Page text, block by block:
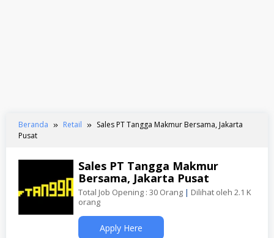
Beranda Retail
Sales PT Tangga Makmur Bersama, Jakarta
Pusat
Sales PT Tangga Makmur
Bersama, Jakarta Pusat
Total Job Opening : 30 Orang | Dilihat oleh 2.1 K
orang
Apply Here